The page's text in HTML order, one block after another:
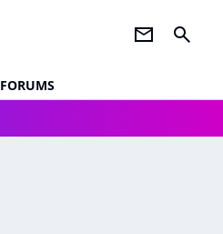
newsletter search
FORUMS